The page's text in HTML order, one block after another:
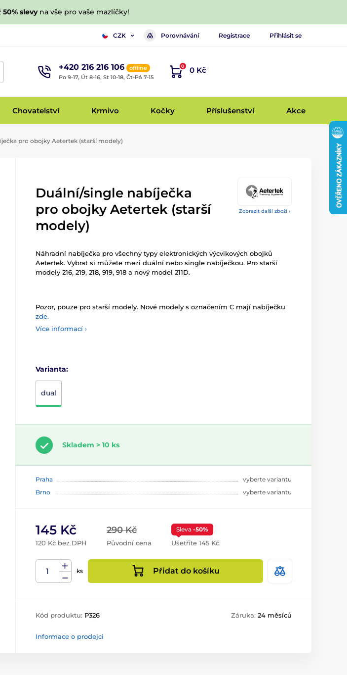
50% slevyna vše pro vaše mazlíčky!
CZK Porovnávání Registrace Přihlásit se
+420 216 216 106
offline
Po 9-17, Út 8-16, St 10-18, Čt-Pá 7-15
0 0 Kč
Chovatelství Krmivo Kočky Příslušenství Akce
pro obojky Aetertek (starší modely)
Zobrazit další zboží ›
Duální/single nabíječka
pro obojky Aetertek (starší
modely)
Náhradní nabíječka pro všechny typy elektronických výcvikových obojků
Aetertek. Vybrat si můžete mezi duální nebo single nabíječkou. Pro starší
modely 216, 219, 218, 919, 918 a nový model 211D.
Pozor, pouze pro starší modely. Nové modely s označením C mají nabíječku
zde.
Více informací ›
Varianta:
dual
Skladem > 10 ks
Praha
vyberte variantu
Brno
vyberte variantu
290 Kč
Původní cena
145 Kč
120 Kč bez DPH
Sleva -50%
Ušetříte 145 Kč
ks Přidat do košíku
Kód produktu: P326 Záruka: 24 měsíců
Informace o prodejci